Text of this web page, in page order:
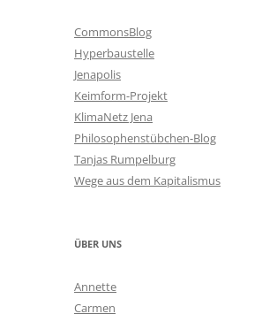
CommonsBlog
Hyperbaustelle
Jenapolis
Keimform-Projekt
KlimaNetz Jena
Philosophenstübchen-Blog
Tanjas Rumpelburg
Wege aus dem Kapitalismus
ÜBER UNS
Annette
Carmen